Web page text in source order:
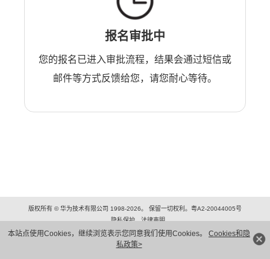
本站点使用Cookies，继续浏览表示您同意我们使用Cookies。 Cookies和隐
私政策>
报名审批中
您的报名已进入审批流程，结果会通过短信或
邮件等方式反馈给您，请您耐心等待。
版权所有 © 华为技术有限公司 1998-2026。 保留一切权利。粤A2-20044005号
隐私保护
法律声明